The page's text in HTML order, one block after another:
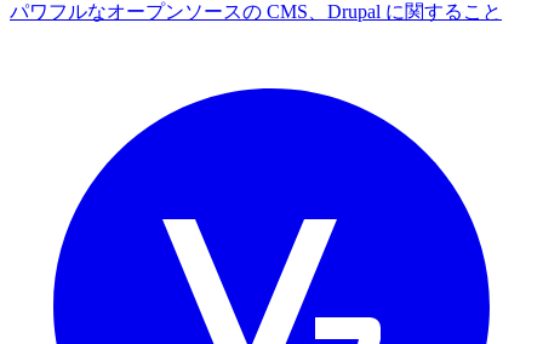
パワフルなオープンソースの CMS、Drupal に関すること